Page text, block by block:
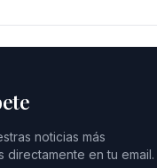
noticias más
directamente en tu email.